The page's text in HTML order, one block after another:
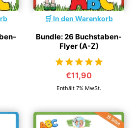
In den Warenkorb
Bundle: 26 Buchstaben-
Flyer (A-Z)
von 5
€11,90
Enthält 7% MwSt.